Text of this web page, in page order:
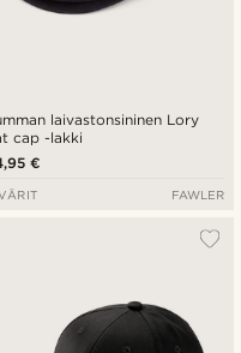
laivastonsininen Lory
cap -lakki
€
FAWLER